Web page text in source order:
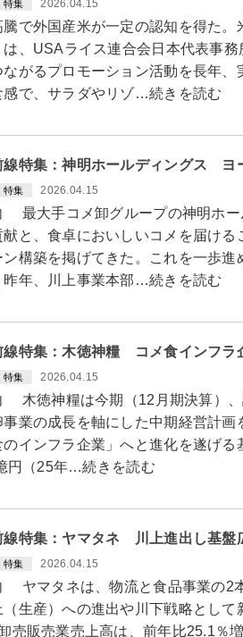
特集 2026.04.15
で外国産米が一定の認知を得た。
、USAライス連合会日本代表事
がるプロモーション活動を長年、
感で、サラダやリゾ…続きを読む
線特集：神明ホールディングス ヨ
特集 2026.04.15
大手コメ卸グループの神明ホー
と、食卓においしいコメを届ける
ン構築を掲げてきた。これを一歩
昨年、川上事業本部…続きを読む
線特集：木徳神糧 コメ食インフラ
特集 2026.04.15
徳神糧は今期（12月期決算）、
業の成長を軸にした中期経営計画
インフラ企業」へと進化を遂げ
円（25年…続きを読む
線特集：ヤマタネ 川上進出し基盤
特集 2026.04.15
マタネは、物流と食品事業の2
（生産）への進出や川下戦略とし
売販売業売上高は、前年比25.1％